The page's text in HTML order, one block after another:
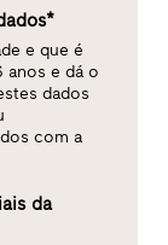
e que é
anos e dá o
dados
com a
da